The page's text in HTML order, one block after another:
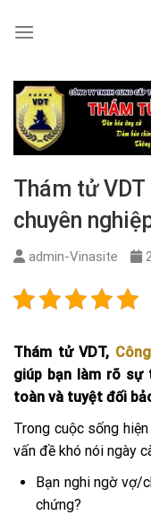
Thám tử
chuyên
admin-Vinasite
Thám tử VDT,
giúp bạn làm rõ
toàn và tuyệt đối
Trong cuộc sống
vấn đề khó nói ngày
Bạn nghi ngờ vợ/
chứng?